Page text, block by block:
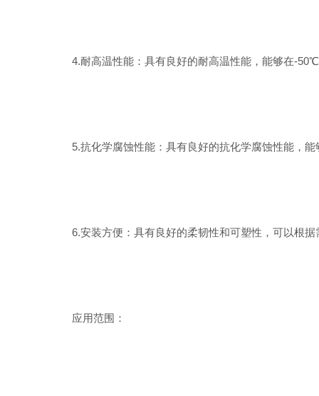
4.耐高温性能：具有良好的耐高温性能，能够在-50℃
5.抗化学腐蚀性能：具有良好的抗化学腐蚀性能，能
6.安装方便：具有良好的柔韧性和可塑性，可以根据
应用范围：